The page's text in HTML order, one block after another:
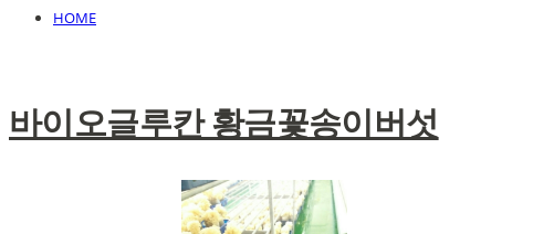
HOME
바이오글루칸 황금꽃송이버섯